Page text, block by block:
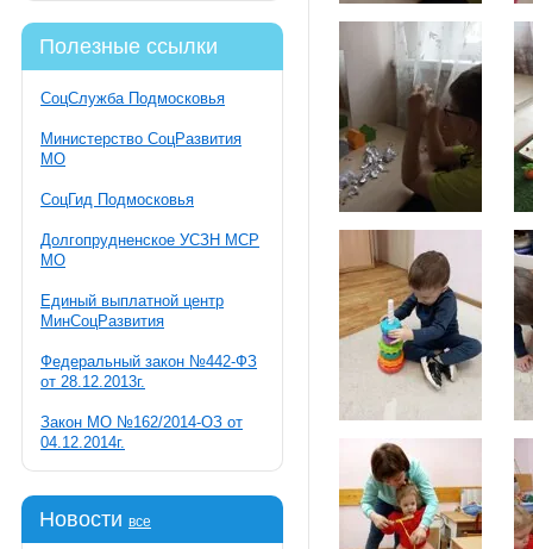
Полезные ссылки
СоцСлужба Подмосковья
Министерство СоцРазвития
МО
СоцГид Подмосковья
Долгопрудненское УСЗН МСР
МО
Единый выплатной центр
МинСоцРазвития
Федеральный закон №442-ФЗ
от 28.12.2013г.
Закон МО №162/2014-ОЗ от
04.12.2014г.
Новости все